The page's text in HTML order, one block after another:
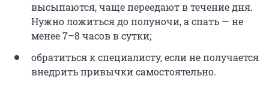
высыпаются, чаще переедают в течение дня.
Нужно ложиться до полуночи, а спать — не
менее 7–8 часов в сутки;
обратиться к специалисту, если не получается
внедрить привычки самостоятельно.